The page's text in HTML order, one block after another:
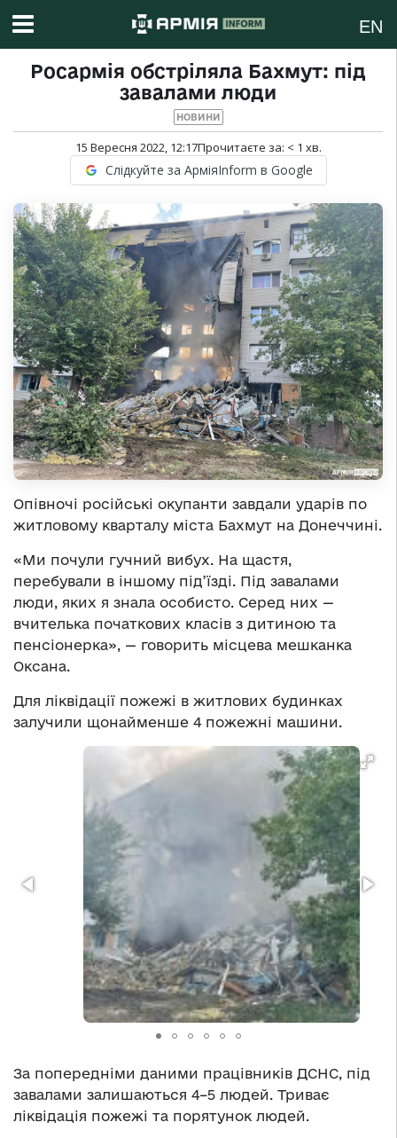
EN
Росармія обстріляла Бахмут: під
завалами люди
НОВИНИ
15 Вересня 2022, 12:17Прочитаєте за: < 1 хв.
Слідкуйте за АрміяInform в Google
Опівночі російські окупанти завдали ударів по
житловому кварталу міста Бахмут на Донеччині.
«Ми почули гучний вибух. На щастя,
перебували в іншому під’їзді. Під завалами
люди, яких я знала особисто. Серед них —
вчителька початкових класів з дитиною та
пенсіонерка», — говорить місцева мешканка
Оксана.
Для ліквідації пожежі в житлових будинках
залучили щонайменше 4 пожежні машини.
За попередніми даними працівників ДСНС, під
завалами залишаються 4–5 людей. Триває
ліквідація пожежі та порятунок людей.